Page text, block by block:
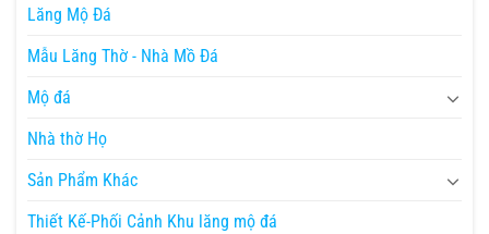
Lăng Mộ Đá
Mẫu Lăng Thờ - Nhà Mồ Đá
Mộ đá
Nhà thờ Họ
Sản Phẩm Khác
Thiết Kế-Phối Cảnh Khu lăng mộ đá